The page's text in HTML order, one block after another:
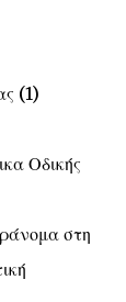
(1)
Οδικής
στη